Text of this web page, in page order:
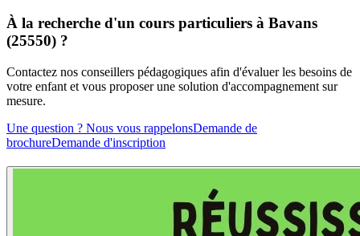
À la recherche d'un cours particuliers à Bavans
(25550) ?
Contactez nos conseillers pédagogiques afin d'évaluer les besoins de
votre enfant et vous proposer une solution d'accompagnement sur
mesure.
Une question ? Nous vous rappelonsDemande de
brochureDemande d'inscription